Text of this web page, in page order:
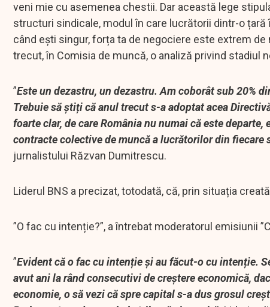
veni mie cu asemenea chestii. Dar această lege
structuri sindicale, modul în care lucrătorii dintr-o
când ești singur, forța ta de negociere este extrem
trecut, în Comisia de muncă, o analiză privind stadiul
”Este un dezastru, un dezastru. Am coborât sub 20%
Trebuie să știți că anul trecut s-a adoptat acea
foarte clar, de care România nu numai că este
contracte colective de muncă a lucrătorilor din fiecare
jurnalistului Răzvan Dumitrescu.
Liderul BNS a precizat, totodată, că, prin situația
”O fac cu intenție?”, a întrebat moderatorul emisiunii
”Evident că o fac cu intenție și au făcut-o cu intenție.
avut ani la rând consecutivi de creștere economică,
economie, o să vezi că spre capital s-a dus grosul